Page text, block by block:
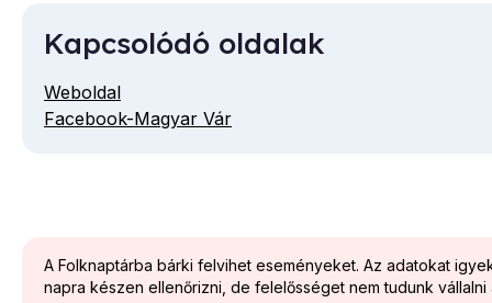
A Folknaptárba bárki felvihet eseményeket. Az adatokat
napra készen ellenőrizni, de felelősséget nem tudunk vállalni
Kapcsolódó oldalak
Weboldal
Facebook-Magyar Vár